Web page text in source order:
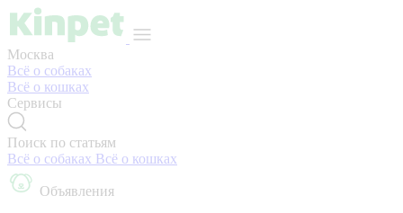
Москва
Всё о собаках
Всё о кошках
Сервисы
Поиск по статьям
Всё о собаках Всё о кошках
Объявления